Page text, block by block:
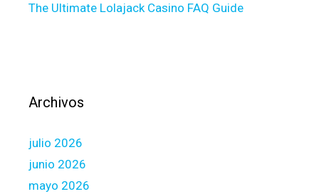
e
V
p
r
o
The Ultimate Lolajack Casino FAQ Guide
Archivos
julio 2026
junio 2026
mayo 2026